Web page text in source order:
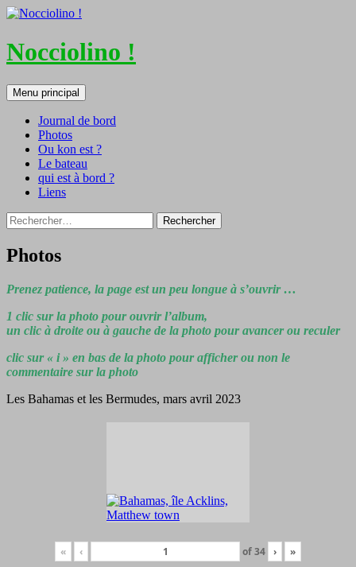
Nocciolino !
Recherche
Menu principal
Aller
au
contenu
Journal de bord
Photos
Ou kon est ?
Le bateau
qui est à bord ?
Liens
Rechercher :
Photos
Prenez patience, la page est un peu longue à s’ouvrir …
1 clic sur la photo pour ouvrir l’album,
un clic à droite ou à gauche de la photo pour avancer ou reculer
clic sur « i » en bas de la photo pour afficher ou non le
commentaire sur la photo
Les Bahamas et les Bermudes, mars avril 2023
« ‹ of34 › »